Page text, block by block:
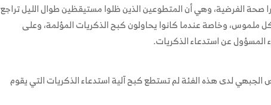
صحة الفرضية، وهي أن المتطوعين الذين ظلوا مستيقظين طوال الليل تراجع
وخاصة عندما كانوا يحاولون كبح الذكريات المؤلمة، وعلى
عن استدعاء الذكريات.
لدى هذه الفئة لم تستطع كبح آلية استدعاء الذكريات التي يقوم